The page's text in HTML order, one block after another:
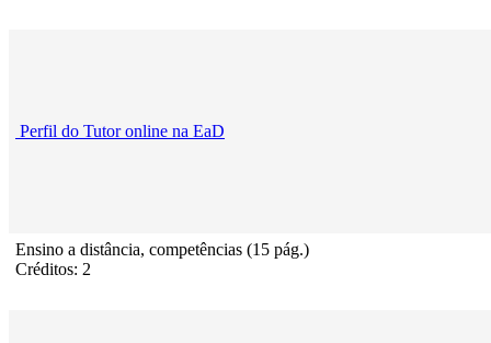
Perfil do Tutor online na EaD
Ensino a distância, competências (15 pág.)
Créditos: 2